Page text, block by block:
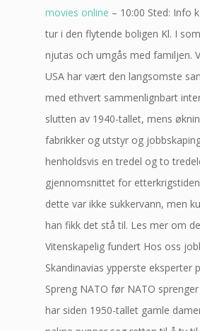
movies online – 10:00 Sted: Info
tur i den flytende boligen Kl. I
njutas och umgås med familjen.
USA har vært den langsomste
med ethvert sammenlignbart
slutten av 1940-tallet, mens
fabrikker og utstyr og
henholdsvis en tredel og to
gjennomsnittet for
dette var ikke sukkervann, men
han fikk det stå til. Les mer om
Vitenskapelig fundert Hos oss
Skandinavias ypperste eksperter
Spreng NATO før NATO
har siden 1950-tallet gamle